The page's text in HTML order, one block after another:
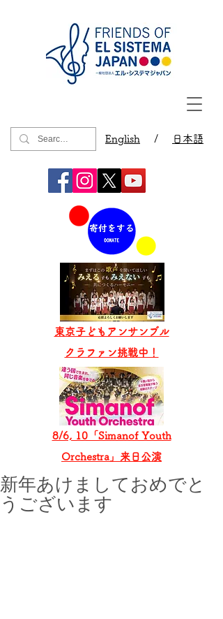
English / 日本語
8/6, 10「Simanof Youth
Orchestra」来日公演
東京子どもアンサンブル
​クラファン挑戦中！
新年あけましておめでと
うございます